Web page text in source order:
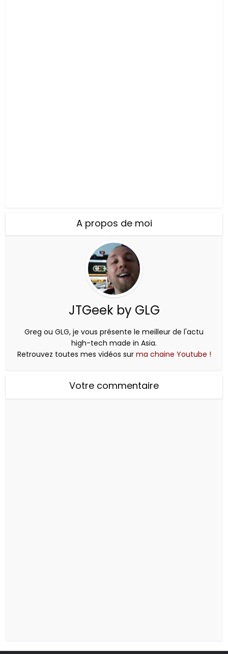
A propos de moi
JTGeek by GLG
Greg ou GLG, je vous présente le meilleur de l'actu
high-tech made in Asia.
Retrouvez toutes mes vidéos sur ma chaine Youtube !
Votre commentaire